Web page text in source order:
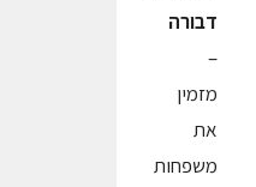
דבורה
–
מזמין
את
משפחות